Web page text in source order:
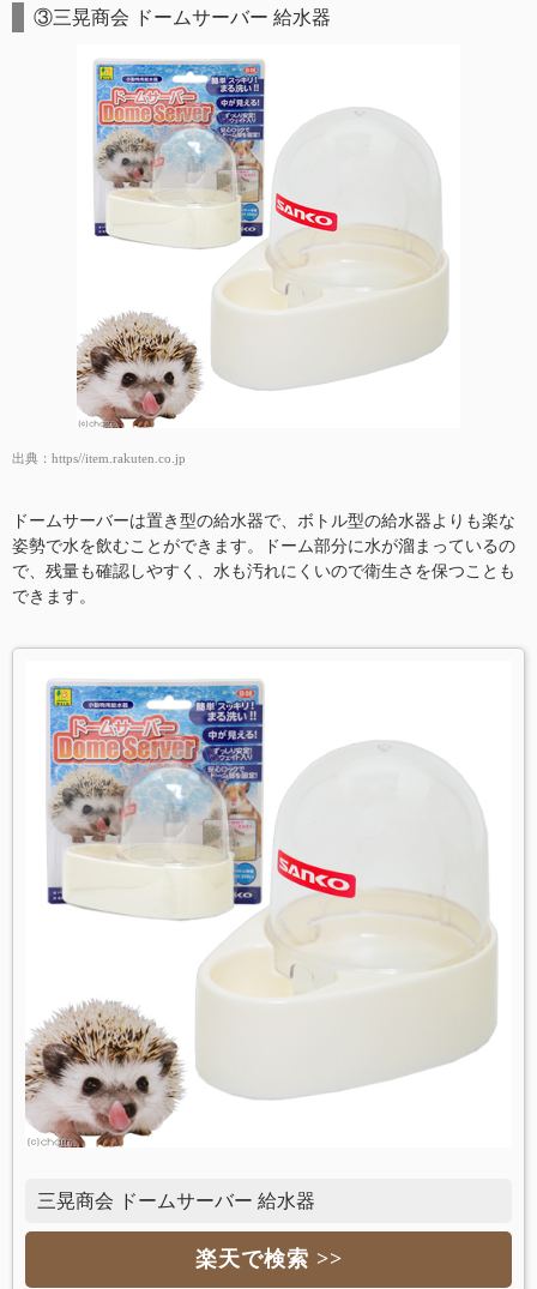
③三晃商会 ドームサーバー 給水器
出典： https//item.rakuten.co.jp
ドームサーバーは置き型の給水器で、ボトル型の給水器よりも楽な
姿勢で水を飲むことができます。ドーム部分に水が溜まっているの
で、残量も確認しやすく、水も汚れにくいので衛生さを保つことも
できます。
三晃商会 ドームサーバー 給水器
楽天で検索 >>